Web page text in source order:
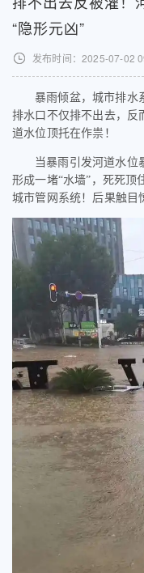
“隐形元凶”
发布时间：2025-07-02
暴雨倾盆，城市排水
排水口不仅排不出去，反
道水位顶托在作祟！
当暴雨引发河道水位
形成一堵“水墙”，死死顶
城市管网系统！后果触目